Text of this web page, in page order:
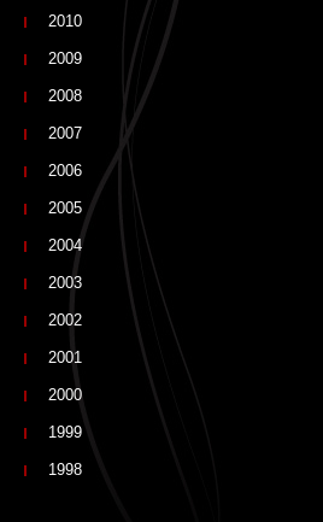
2010
2009
2008
2007
2006
2005
2004
2003
2002
2001
2000
1999
1998